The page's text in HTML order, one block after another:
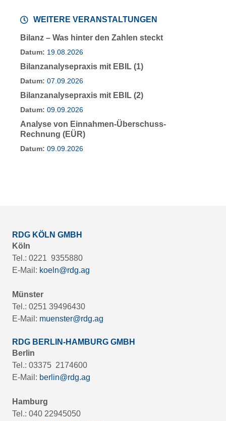
WEITERE VERANSTALTUNGEN
Bilanz – Was hinter den Zahlen steckt
Datum: 19.08.2026
Bilanzanalysepraxis mit EBIL (1)
Datum: 07.09.2026
Bilanzanalysepraxis mit EBIL (2)
Datum: 09.09.2026
Analyse von Einnahmen-Überschuss-
Rechnung (EÜR)
Datum: 09.09.2026
RDG KÖLN GMBH
Köln
Tel.: 0221 9355880
E-Mail: koeln@rdg.ag
Münster
Tel.: 0251 39496430
E-Mail: muenster@rdg.ag
RDG BERLIN-HAMBURG GMBH
Berlin
Tel.: 03375 2174600
E-Mail: berlin@rdg.ag
Hamburg
Tel.: 040 22945050